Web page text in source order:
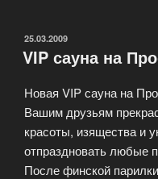
ОПУБЛИКОВАНО
25.03.2009
VIP сауна на
Новая VIP сауна на
Вашим друзьям
красоты, изящества и
отпраздновать любые
После финской